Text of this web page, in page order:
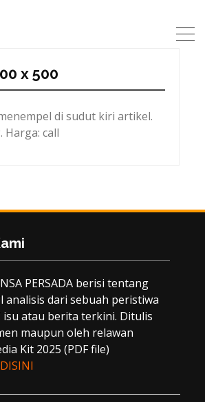
x 500
di sudut kiri artikel.
Harga: call
PERSADA berisi tentang
analisis dari sebuah peristiwa
isu atau berita terkini. Ditulis
maupun oleh relawan
Kit 2025 (PDF file)